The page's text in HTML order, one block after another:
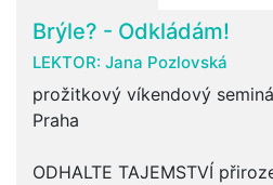
Brýle? - Odkládám!
LEKTOR: Jana Pozlovská
prožitkový víkendový
Praha
ODHALTE TAJEMSTVÍ